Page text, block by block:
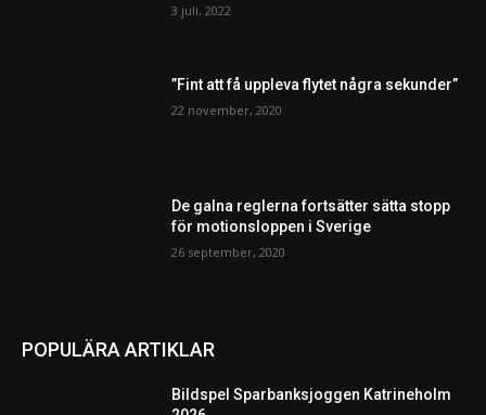
3 juli, 2022
”Fint att få uppleva flytet några sekunder”
22 november, 2020
De galna reglerna fortsätter sätta stopp
för motionsloppen i Sverige
26 september, 2020
POPULÄRA ARTIKLAR
Bildspel Sparbanksjoggen Katrineholm